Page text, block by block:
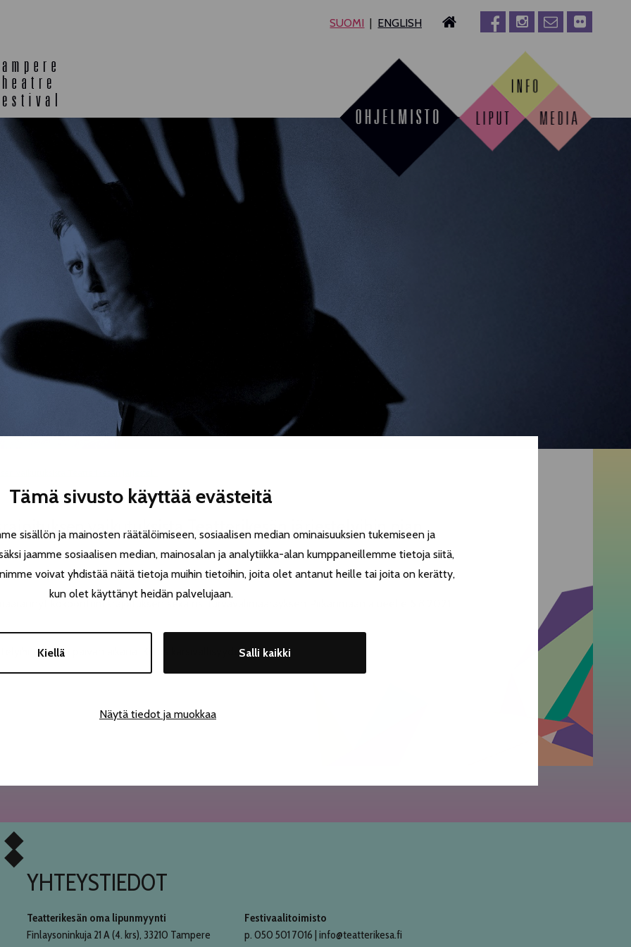
Tämä sivusto käyttää evästeitä
sisällön ja mainosten räätälöimiseen, sosiaalisen median ominaisuuksien tukemiseen ja
jaamme sosiaalisen median, mainosalan ja analytiikka-alan kumppaneillemme tietoja siitä,
voivat yhdistää näitä tietoja muihin tietoihin, joita olet antanut heille tai joita on kerätty,
kun olet käyttänyt heidän palvelujaan.
Kiellä Salli kaikki
Näytä tiedot ja muokkaa
SUOMI ENGLISH
TELTTALAB OFF TAMPERE
MUU OHJELMISTO
vaikutuksista Teatterikesän järjestelyihin pian
kokoontumisrajoituksen sekä ns. turvavälimääräyksen Pirkanmaan alueelle 5.8.2021
tämän päivän aikana. Kiitos kärsivällisyydestä!
YHTEYSTIEDOT
Teatterikesän oma lipunmyynti
Finlaysoninkuja 21 A (4. krs), 33210 Tampere
Festivaalitoimisto
p. 050 501 7016 | info@teatterikesa.fi